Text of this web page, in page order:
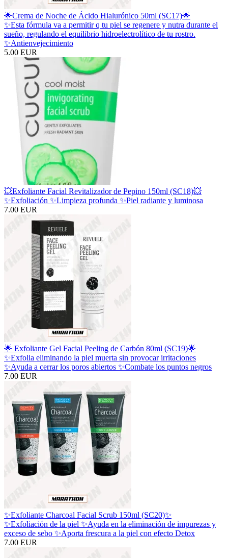
🌟Crema de Noche de Ácido Hialurónico 50ml (SC17)🌟
✨Esta fórmula va a permitir q tu piel se regenere y nutra durante el
sueño, regulando el equilibrio hidroelectrolítico de tu rostro.
✨Antienvejecimiento
5.00 EUR
💥Exfoliante Facial Revitalizador de Pepino 150ml (SC18)💥
✨Exfoliación ✨Limpieza profunda ✨Piel radiante y luminosa
7.00 EUR
🌟 Exfoliante Gel Facial Peeling de Carbón 80ml (SC19)🌟
✨Exfolia eliminando la piel muerta sin provocar irritaciones
✨Ayuda a cerrar los poros abiertos ✨Combate los puntos negros
7.00 EUR
✨Exfoliante Charcoal Facial Scrub 150ml (SC20)✨
✨Exfoliación de la piel ✨Ayuda en la eliminación de impurezas y
exceso de sebo ✨Aporta frescura a la piel con efecto Detox
7.00 EUR